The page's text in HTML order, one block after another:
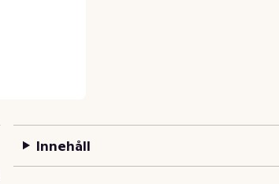
Innehåll